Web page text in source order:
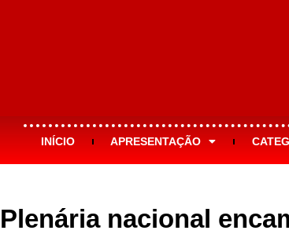
INÍCIO APRESENTAÇÃO
Plenária nacional